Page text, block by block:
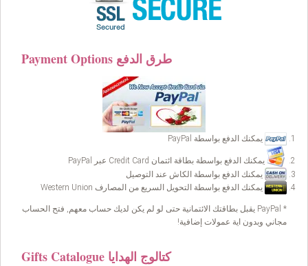
Payment Options طرق الدفع
يمكنك الدفع بواسطة PayPal
يمكنك الدفع بواسطة بطاقة ائتمان Credit Card عبر PayPal
يمكنك الدفع بواسطة الكاش عند التوصيل
يمكنك الدفع بواسطة التحويل السريع من المصارف Western Union
* PayPal يقبل بطاقتك الائتمانية حتى لو لم يكن لديك حساب معهم, فتح الحساب
مجاني وبدون اية عمولات إضافية!
Gifts Catalogue كتالوج الهدايا